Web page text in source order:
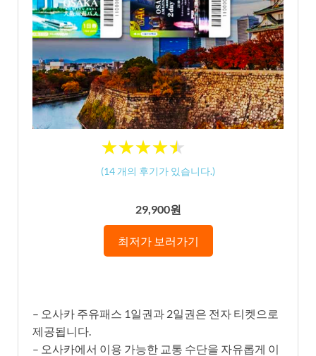
★★★★★
★★★★★
(14 개의 후기가 있습니다.)
29,900원
최저가 보러가기
– 오사카 주유패스 1일권과 2일권은 전자 티켓으로
제공됩니다.
– 오사카에서 이용 가능한 교통 수단을 자유롭게 이